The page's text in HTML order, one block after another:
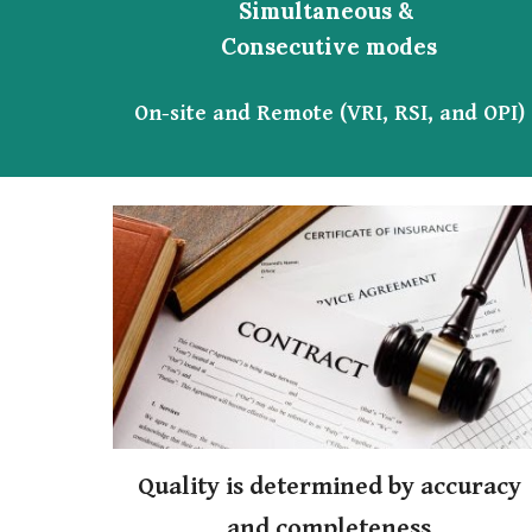
Simultaneous &
Consecutive modes
On-site and Remote (VRI, RSI, and OPI)
Quality is determined by accuracy